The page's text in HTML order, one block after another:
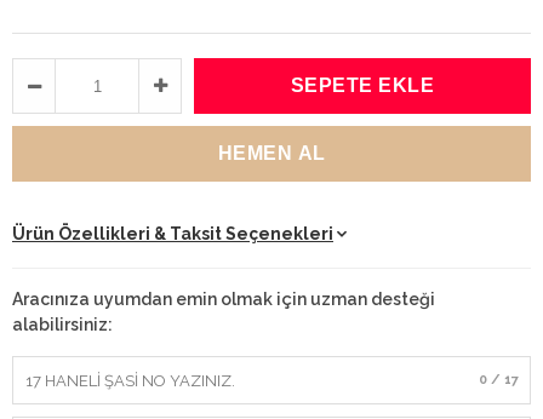
Ürün Özellikleri & Taksit Seçenekleri
Aracınıza uyumdan emin olmak için uzman desteği
alabilirsiniz:
0 / 17